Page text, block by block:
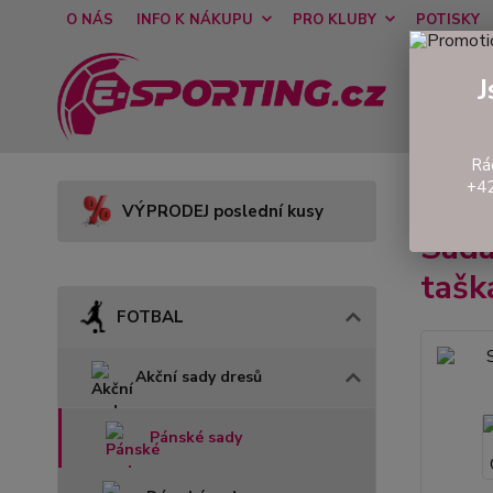
O NÁS INFO K NÁKUPU PRO KLUBY POTISKY
VÝPRODEJ poslední kusy
FOTBAL
Akční sady dresů
Pánské sady